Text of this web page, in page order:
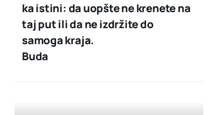
ka istini: da uopšte ne krenete na
taj put ili da ne izdržite do
samoga kraja.
Buda